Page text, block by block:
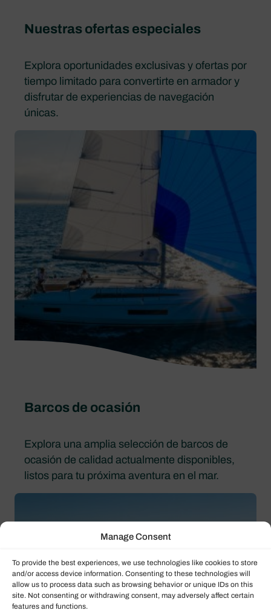
Manage Consent
To provide the best experiences, we use technologies like cookies to store
and/or access device information. Consenting to these technologies will
allow us to process data such as browsing behavior or unique IDs on this
site. Not consenting or withdrawing consent, may adversely affect certain
features and functions.
Nuestras ofertas especiales
Explora oportunidades exclusivas y ofertas por
tiempo limitado para convertirte en armador y
disfrutar de experiencias de navegación
únicas.
Barcos de ocasión
Explora una amplia selección de barcos de
ocasión de calidad actualmente disponibles,
listos para tu próxima aventura en el mar.